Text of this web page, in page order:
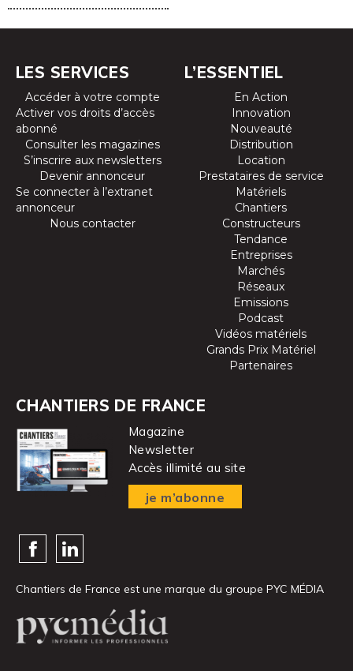
LES SERVICES
Accéder à votre compte
Activer vos droits d’accès
abonné
Consulter les magazines
S’inscrire aux newsletters
Devenir annonceur
Se connecter à l’extranet
annonceur
Nous contacter
L’ESSENTIEL
En Action
Innovation
Nouveauté
Distribution
Location
Prestataires de service
Matériels
Chantiers
Constructeurs
Tendance
Entreprises
Marchés
Réseaux
Emissions
Podcast
Vidéos matériels
Grands Prix Matériel
Partenaires
CHANTIERS DE FRANCE
Magazine
Newsletter
Accès illimité au site
je m’abonne
Chantiers de France est une marque du groupe PYC MÉDIA